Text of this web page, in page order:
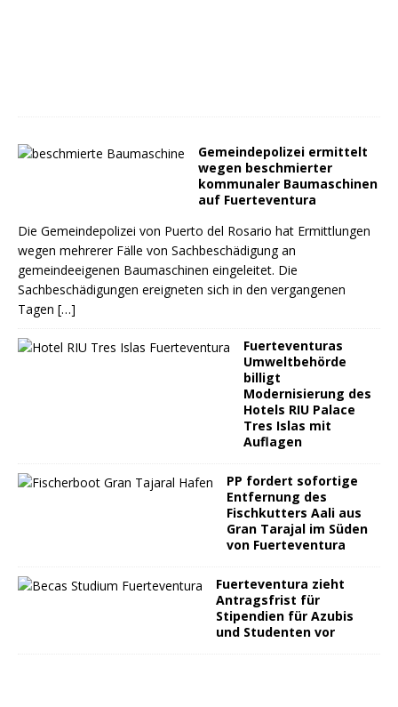
Gemeindepolizei ermittelt
wegen beschmierter
kommunaler Baumaschinen
auf Fuerteventura
Die Gemeindepolizei von Puerto del Rosario hat Ermittlungen
wegen mehrerer Fälle von Sachbeschädigung an
gemeindeeigenen Baumaschinen eingeleitet. Die
Sachbeschädigungen ereigneten sich in den vergangenen
Tagen […]
Fuerteventuras
Umweltbehörde
billigt
Modernisierung des
Hotels RIU Palace
Tres Islas mit
Auflagen
PP fordert sofortige
Entfernung des
Fischkutters Aali aus
Gran Tarajal im Süden
von Fuerteventura
Fuerteventura zieht
Antragsfrist für
Stipendien für Azubis
und Studenten vor